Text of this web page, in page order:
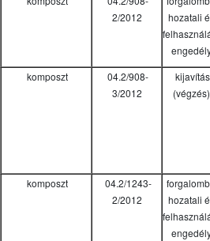
2/2012
hozatali
komposzt
04.2/908-
3/2012
kijavítás
(végzés)
komposzt
04.2/1243-
2/2012
hozatali